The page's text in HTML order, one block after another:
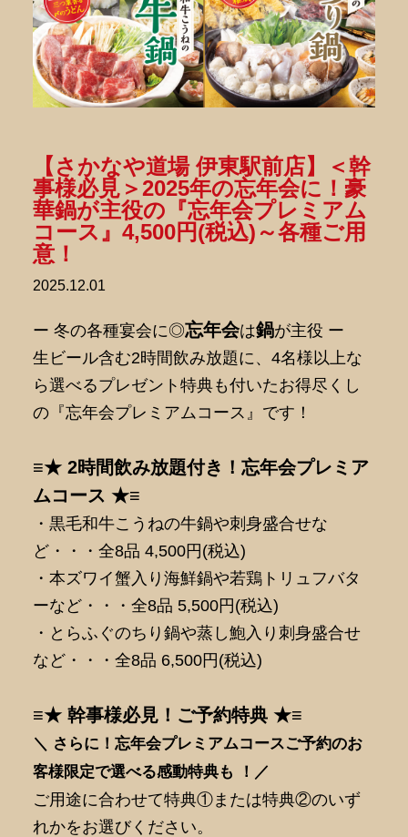
2025.12.01
【さかなや道場 伊東駅前店】＜幹
事様必見＞2025年の忘年会に！豪
華鍋が主役の『忘年会プレミアム
コース』4,500円(税込)～各種ご用
意！
ー 冬の各種宴会に◎忘年会は鍋が主役 ー
生ビール含む2時間飲み放題に、4名様以上な
ら選べるプレゼント特典も付いたお得尽くし
の『忘年会プレミアムコース』です！
≡★ 2時間飲み放題付き！忘年会プレミア
ムコース ★≡
・黒毛和牛こうねの牛鍋や刺身盛合せな
ど・・・全8品 4,500円(税込)
・本ズワイ蟹入り海鮮鍋や若鶏トリュフバタ
ーなど・・・全8品 5,500円(税込)
・とらふぐのちり鍋や蒸し鮑入り刺身盛合せ
など・・・全8品 6,500円(税込)
≡★ 幹事様必見！ご予約特典 ★≡
＼ さらに！忘年会プレミアムコースご予約のお
客様限定で選べる感動特典も ！／
ご用途に合わせて特典①または特典②のいず
れかをお選びください。